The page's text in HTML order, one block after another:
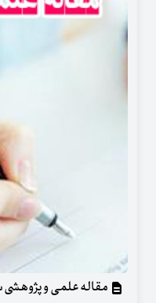
مقاله علمی و پژوهشی